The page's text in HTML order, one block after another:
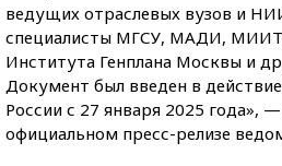
ведущих отраслевых вузов и
специалисты МГСУ, МАДИ,
Института Генплана Москвы и
Документ был введен в
России с 27 января 2025 года»,
официальном пресс-релизе